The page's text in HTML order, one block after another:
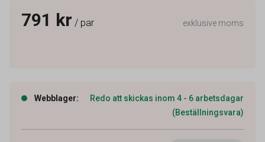
791 kr / par exklusive moms
Webblager:
Redo att skickas inom 4 - 6 arbetsdagar
(Beställningsvara)